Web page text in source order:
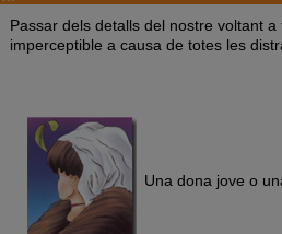
Passar dels detalls del nostre voltant
imperceptible a causa de totes les
Una dona jove o